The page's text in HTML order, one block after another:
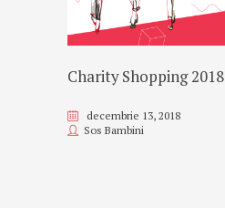
Charity Shopping 2018
decembrie 13, 2018
Sos Bambini